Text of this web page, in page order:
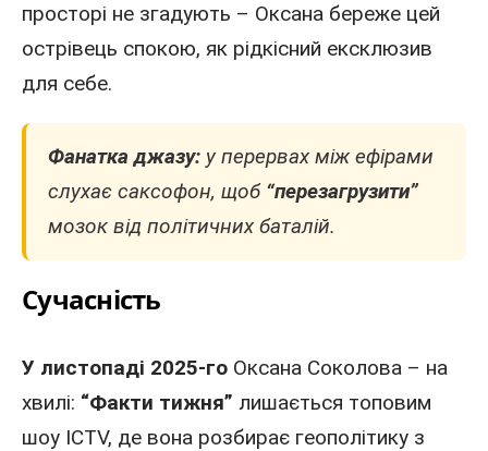
просторі не згадують – Оксана береже цей
острівець спокою, як рідкісний ексклюзив
для себе.
Фанатка джазу: у перервах між ефірами
слухає саксофон, щоб “перезагрузити”
мозок від політичних баталій.
Сучасність
У листопаді 2025-го Оксана Соколова – на
хвилі: “Факти тижня” лишається топовим
шоу ICTV, де вона розбирає геополітику з